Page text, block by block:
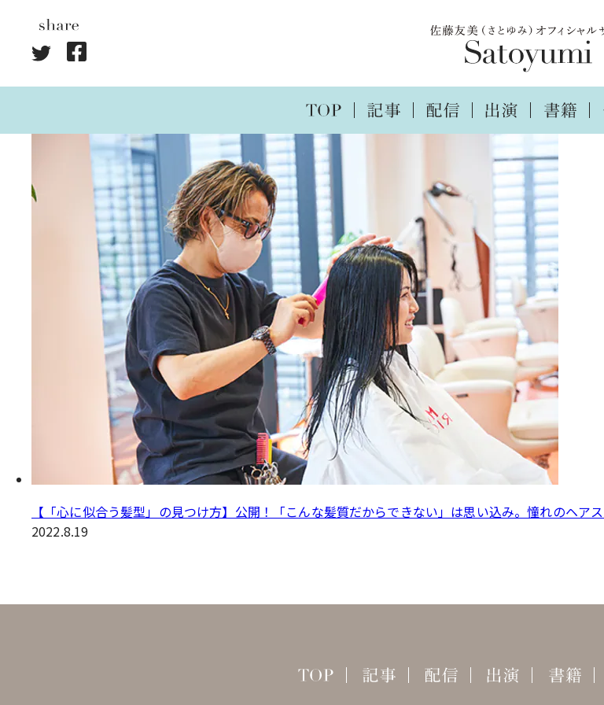
【「心に似合う髪型」の見つけ方】公開！「こんな髪質だからできない」は思い込み。憧れのヘア
2022.8.19